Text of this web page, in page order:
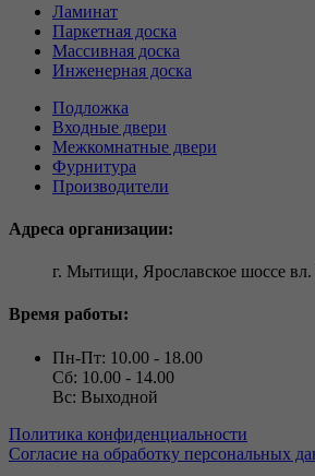
Ламинат
Паркетная доска
Массивная доска
Инженерная доска
Подложка
Входные двери
Межкомнатные двери
Фурнитура
Производители
Адреса организации:
г. Мытищи, Ярославское шоссе вл.
Время работы:
Пн-Пт: 10.00 - 18.00
Сб: 10.00 - 14.00
Вс: Выходной
Политика конфиденциальности
Согласие на обработку персональных